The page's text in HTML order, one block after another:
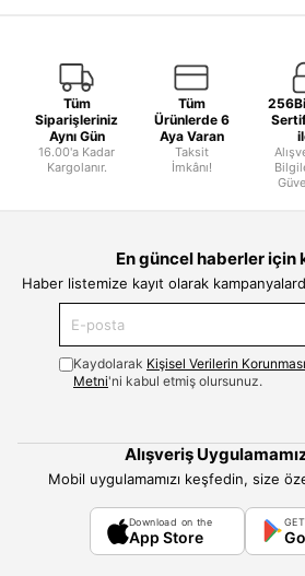
Tüm
Siparişleriniz
Aynı Gün
16.00'a Kadar
Kargolanır.
Tüm
Ürünlerde 6
Aya Varan
Taksit
İmkânı!
En güncel haberler için
Haber listemize kayıt olarak
Kaydolarak Kişisel Verilerin
Metni'ni kabul etmiş olursunuz.
Alışveriş
Mobil uygulamamızı keşfedin, size
Download on the
App Store